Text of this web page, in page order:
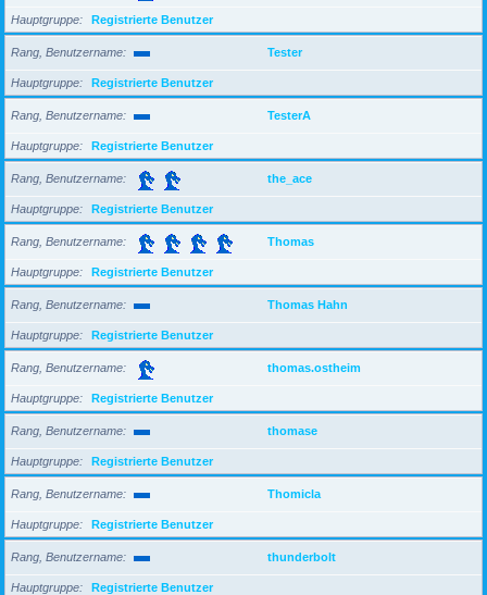
Hauptgruppe Registrierte Benutzer
Rang, Benutzername Tester
Hauptgruppe Registrierte Benutzer
Rang, Benutzername TesterA
Hauptgruppe Registrierte Benutzer
Rang, Benutzername the_ace
Hauptgruppe Registrierte Benutzer
Rang, Benutzername Thomas
Hauptgruppe Registrierte Benutzer
Rang, Benutzername Thomas Hahn
Hauptgruppe Registrierte Benutzer
Rang, Benutzername thomas.ostheim
Hauptgruppe Registrierte Benutzer
Rang, Benutzername thomase
Hauptgruppe Registrierte Benutzer
Rang, Benutzername Thomicla
Hauptgruppe Registrierte Benutzer
Rang, Benutzername thunderbolt
Hauptgruppe Registrierte Benutzer